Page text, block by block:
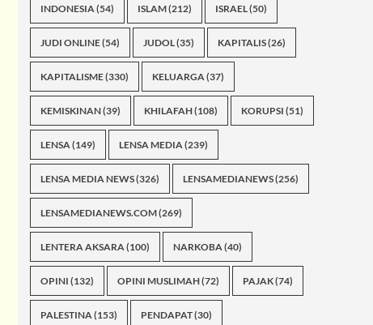
INDONESIA(54) ISLAM(212) ISRAEL(50)
JUDI ONLINE(54) JUDOL(35) KAPITALIS(26)
KAPITALISME(330) KELUARGA(37)
KEMISKINAN(39) KHILAFAH(108) KORUPSI (51)
LENSA(149) LENSA MEDIA(239)
LENSA MEDIA NEWS(326) LENSAMEDIANEWS(256)
LENSAMEDIANEWS.COM(269)
LENTERA AKSARA(100) NARKOBA(40)
OPINI (132) OPINI MUSLIMAH(72) PAJAK(74)
PALESTINA(153) PENDAPAT(30)